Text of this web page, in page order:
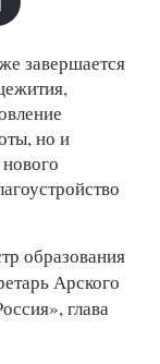
завершается
но и
образования
Арского
глава